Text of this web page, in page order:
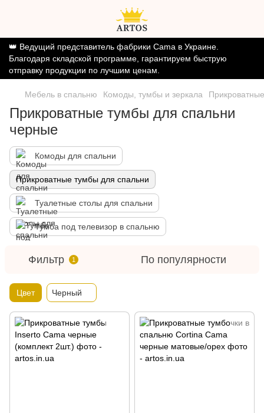
👑 Ведущий представитель фабрики Cama в Украине.
Благодаря складской программе, гарантируем быструю
отправку продукции по лучшим ценам.
Мебель в спальню Комоды, тумбы и зеркала
Прикроватные тумбы для спальни
черные
Комоды для спальни
Прикроватные тумбы для спальни
Туалетные столы для спальни
Тумба под телевизор в спальню
Фильтр 1 По популярности
Цвет Черный